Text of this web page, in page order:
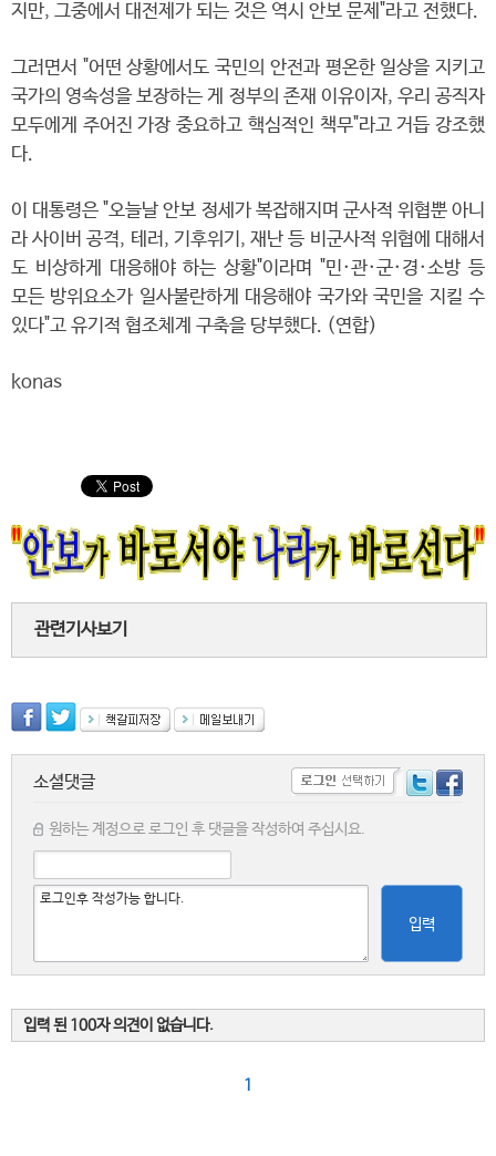
지만, 그중에서 대전제가 되는 것은 역시 안보 문제"라고 전했다.
그러면서 "어떤 상황에서도 국민의 안전과 평온한 일상을 지키고
국가의 영속성을 보장하는 게 정부의 존재 이유이자, 우리 공직자
모두에게 주어진 가장 중요하고 핵심적인 책무"라고 거듭 강조했
다.
이 대통령은 "오늘날 안보 정세가 복잡해지며 군사적 위협뿐 아니
라 사이버 공격, 테러, 기후위기, 재난 등 비군사적 위협에 대해서
도 비상하게 대응해야 하는 상황"이라며 "민·관·군·경·소방 등
모든 방위요소가 일사불란하게 대응해야 국가와 국민을 지킬 수
있다"고 유기적 협조체계 구축을 당부했다. (연합)
konas
관련기사보기
소셜댓글
원하는 계정으로 로그인 후 댓글을 작성하여 주십시요.
입력
입력 된 100자 의견이 없습니다.
1